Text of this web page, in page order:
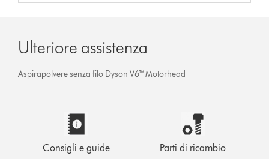
Ulteriore assistenza
Aspirapolvere senza filo Dyson V6™ Motorhead
Consigli e guide Parti di ricambio